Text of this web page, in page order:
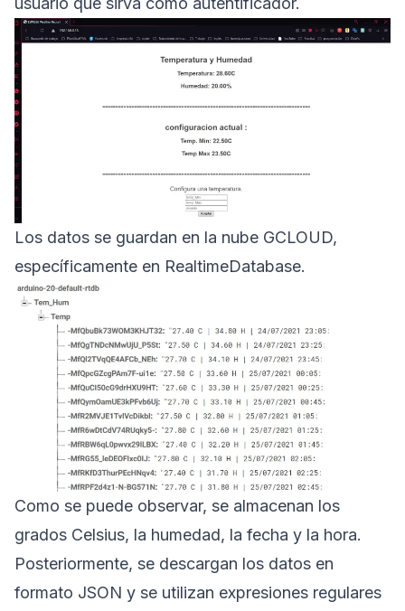
Los datos se guardan en la nube GCLOUD,
específicamente en RealtimeDatabase.
Como se puede observar, se almacenan los
grados Celsius, la humedad, la fecha y la hora.
Posteriormente, se descargan los datos en
formato JSON y se utilizan expresiones regulares